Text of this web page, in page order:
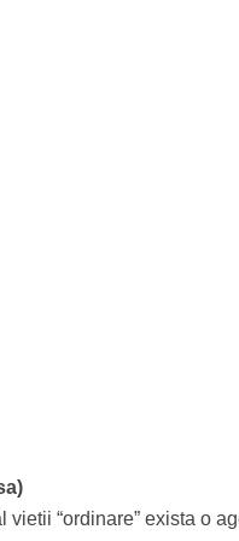
“ordinare” exista o